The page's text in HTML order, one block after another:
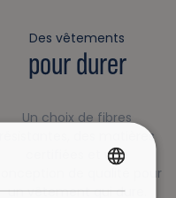
Des vêtements
pour durer
Un choix de fibres
résistantes, des matières
certifiées et une
conception de qualité pour
un vêtement qui dure.